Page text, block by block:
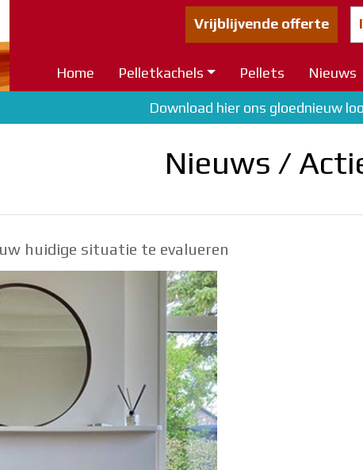
Vrijblijvende offerte
Home Pelletkachels Pellets Nieuws
Download hier ons gloednieuw
Nieuws /
huidige situatie te evalueren